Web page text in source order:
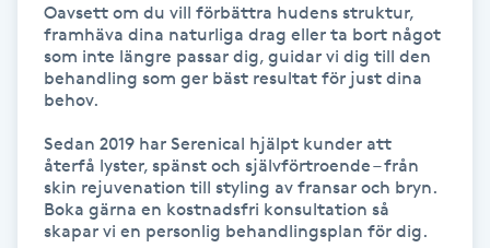
Pensionärklippning
Permanent hårborttagning
Permanent ögonbrynsmakeup
Oavsett om du vill förbättra hudens struktur,
framhäva dina naturliga drag eller ta bort något
som inte längre passar dig, guidar vi dig till den
behandling som ger bäst resultat för just dina
behov.
Sedan 2019 har Serenical hjälpt kunder att
återfå lyster, spänst och självförtroende – från
skin rejuvenation till styling av fransar och bryn.
Boka gärna en kostnadsfri konsultation så
skapar vi en personlig behandlingsplan för dig.